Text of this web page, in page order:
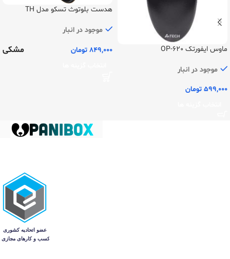
ماوس ایفورتک OP-620
موجود در انبار
599,000 تومان
هدست بلوتوث تسکو مدل TH
موجود در انبار
849,000 تومان مشکی